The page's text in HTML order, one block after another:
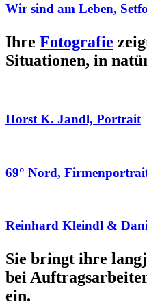
Wir sind am Leben,
Ihre Fotografie
Situationen, in
Horst K. Jandl, Portrait
69° Nord,
Reinhard Kleindl &
Sie bringt ihre
bei
ein.